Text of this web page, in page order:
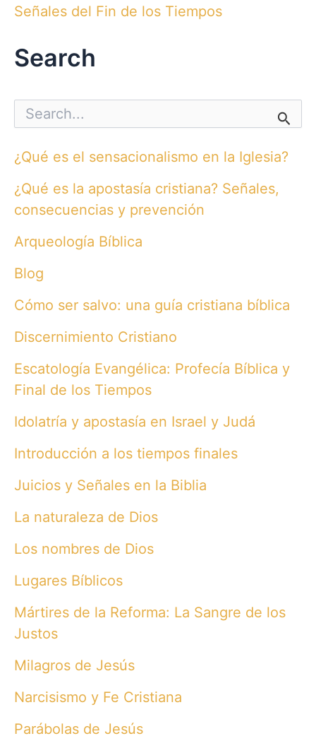
Señales del Fin de los Tiempos
Search
c
f
o
r
¿Qué es el sensacionalismo en la Iglesia?
¿Qué es la apostasía cristiana? Señales,
consecuencias y prevención
Arqueología Bíblica
Blog
Cómo ser salvo: una guía cristiana bíblica
Discernimiento Cristiano
Escatología Evangélica: Profecía Bíblica y
Final de los Tiempos
Idolatría y apostasía en Israel y Judá
Introducción a los tiempos finales
Juicios y Señales en la Biblia
La naturaleza de Dios
Los nombres de Dios
Lugares Bíblicos
Mártires de la Reforma: La Sangre de los
Justos
Milagros de Jesús
Narcisismo y Fe Cristiana
Parábolas de Jesús